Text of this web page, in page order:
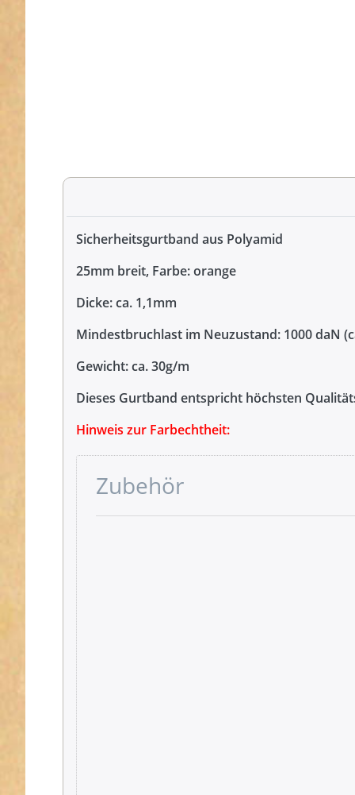
Sicherheitsgurtband aus Polyamid
25mm breit, Farbe: orange
Dicke: ca. 1,1mm
Mindestbruchlast im Neuzustand: 1000 daN
Gewicht: ca. 30g/m
Dieses Gurtband entspricht höchsten
Hinweis zur Farbechtheit:
Abfärbungen durch Reibung und / oder
Der Preis gilt für 50m (Produktionsbedingt
Zubehör